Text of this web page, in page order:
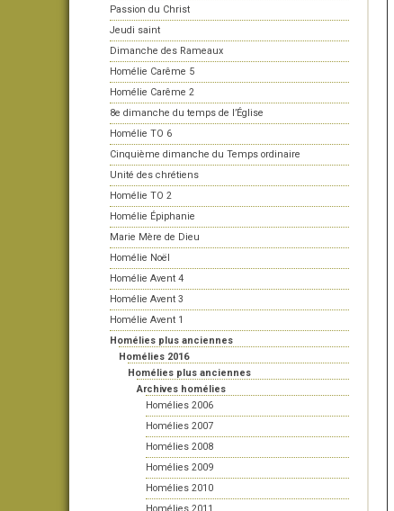
Passion du Christ
Jeudi saint
Dimanche des Rameaux
Homélie Carême 5
Homélie Carême 2
8e dimanche du temps de l’Église
Homélie TO 6
Cinquième dimanche du Temps ordinaire
Unité des chrétiens
Homélie TO 2
Homélie Épiphanie
Marie Mère de Dieu
Homélie Noël
Homélie Avent 4
Homélie Avent 3
Homélie Avent 1
Homélies plus anciennes
Homélies 2016
Homélies plus anciennes
Archives homélies
Homélies 2006
Homélies 2007
Homélies 2008
Homélies 2009
Homélies 2010